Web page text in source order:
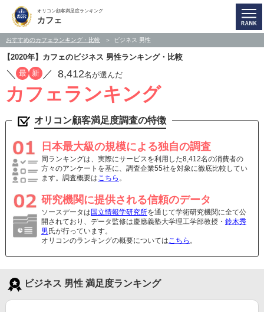
オリコン顧客満足度ランキング
カフェ
おすすめのカフェランキング・比較 ビジネス 男性
【2020年】カフェのビジネス 男性ランキング・比較
／ 最 新 ／ 8,412名が選んだ
カフェランキング
オリコン顧客満足度調査の特徴
日本最大級の規模による独自の調査
同ランキングは、実際にサービスを利用した8,412名の消費者の
方々のアンケートを基に、調査企業55社を対象に徹底比較してい
ます。調査概要はこちら 。
研究機関に提供される信頼のデータ
ソースデータは 国立情報学研究所を通じて学術研究機関に全て公
開されており、データ監修は慶應義塾大学理工学部教授・ 鈴木秀
男 氏が行っています。
オリコンのランキングの概要についてはこちら 。
ビジネス 男性 満足度ランキング